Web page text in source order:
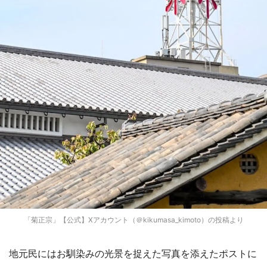
「菊正宗」【公式】Xアカウント（＠kikumasa_kimoto）の投稿より
地元民にはお馴染みの光景を捉えた写真を添えたポストに